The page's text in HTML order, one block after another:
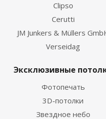
Clipso
Cerutti
JM Junkers & Müllers
Verseidag
Эксклюзивные
Фотопечать
3D-потолки
Звездное небо